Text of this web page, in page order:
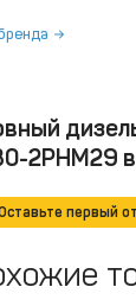
2РНМ29 в
первый